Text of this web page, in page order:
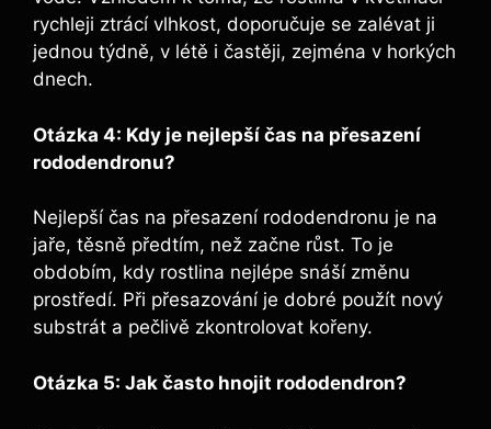
rychleji ztrácí vlhkost, doporučuje se zalévat ji
jednou týdně, v létě i častěji, zejména v horkých
dnech.
Otázka 4: Kdy je nejlepší čas na přesazení
rododendronu?
Nejlepší čas na přesazení rododendronu je na
jaře, těsně předtím, než začne růst. To je
obdobím, kdy rostlina nejlépe snáší změnu
prostředí. Při přesazování je dobré použít nový
substrát a pečlivě zkontrolovat kořeny.
Otázka 5: Jak často hnojit rododendron?